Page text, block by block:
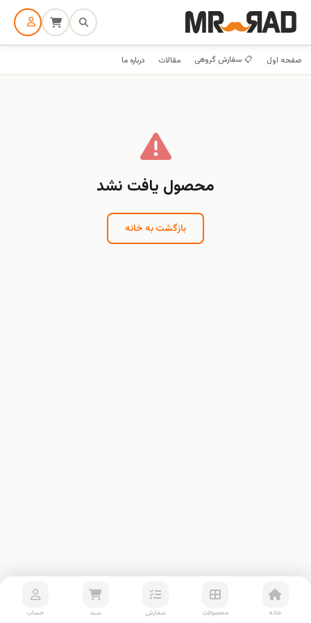
صفحه اول 📋 سفارش گروهی مقالات درباره ما
محصول یافت نشد
بازگشت به خانه
خانه محصولات سفارش سبد حساب